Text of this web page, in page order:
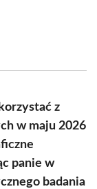
z
w maju 2026
panie w
badania